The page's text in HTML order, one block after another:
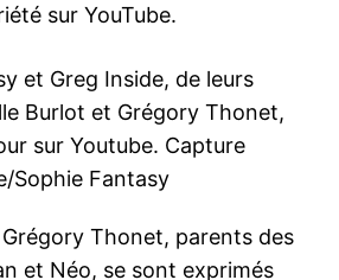
sur YouTube.
Thonet, parents des
et Néo, se sont exprimés